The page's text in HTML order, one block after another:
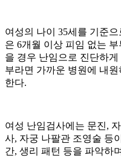
여성의 나이 35세를 기준
은 6개월 이상 피임 없는
을 경우 난임으로 진단하
부라면 가까운 병원에 내
한다.
여성 난임검사에는 문진,
사, 자궁 나팔관 조영술 등
간, 생리 패턴 등을 파악하